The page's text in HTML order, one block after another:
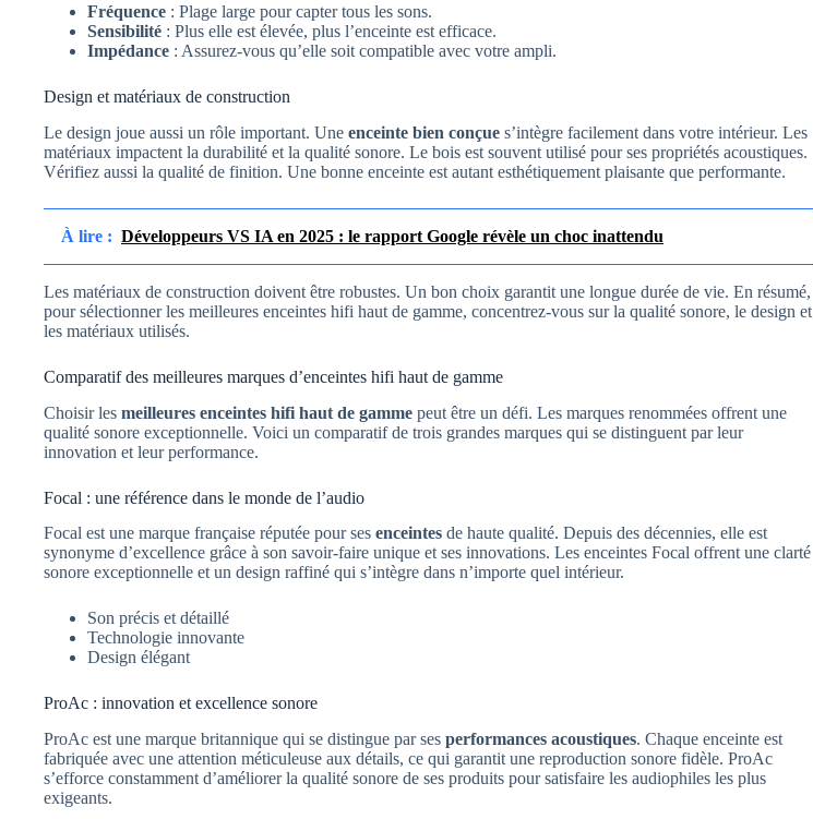
Fréquence : Plage large pour capter tous les sons.
Sensibilité : Plus elle est élevée, plus l’enceinte est efficace.
Impédance : Assurez-vous qu’elle soit compatible avec votre ampli.
Design et matériaux de construction
Le design joue aussi un rôle important. Une enceinte bien conçue s’intègre facilement dans votre intérieur. Les
matériaux impactent la durabilité et la qualité sonore. Le bois est souvent utilisé pour ses propriétés acoustiques.
Vérifiez aussi la qualité de finition. Une bonne enceinte est autant esthétiquement plaisante que performante.
À lire : Développeurs VS IA en 2025 : le rapport Google révèle un choc inattendu
Les matériaux de construction doivent être robustes. Un bon choix garantit une longue durée de vie. En résumé,
pour sélectionner les meilleures enceintes hifi haut de gamme, concentrez-vous sur la qualité sonore, le design et
les matériaux utilisés.
Comparatif des meilleures marques d’enceintes hifi haut de gamme
Choisir les meilleures enceintes hifi haut de gamme peut être un défi. Les marques renommées offrent une
qualité sonore exceptionnelle. Voici un comparatif de trois grandes marques qui se distinguent par leur
innovation et leur performance.
Focal : une référence dans le monde de l’audio
Focal est une marque française réputée pour ses enceintes de haute qualité. Depuis des décennies, elle est
synonyme d’excellence grâce à son savoir-faire unique et ses innovations. Les enceintes Focal offrent une clarté
sonore exceptionnelle et un design raffiné qui s’intègre dans n’importe quel intérieur.
Son précis et détaillé
Technologie innovante
Design élégant
ProAc : innovation et excellence sonore
ProAc est une marque britannique qui se distingue par ses performances acoustiques. Chaque enceinte est
fabriquée avec une attention méticuleuse aux détails, ce qui garantit une reproduction sonore fidèle. ProAc
s’efforce constamment d’améliorer la qualité sonore de ses produits pour satisfaire les audiophiles les plus
exigeants.